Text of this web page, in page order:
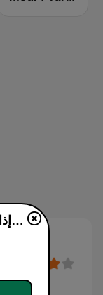
Medina FM (إذاعة مدينة فم) live